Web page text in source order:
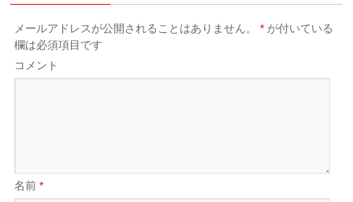
メールアドレスが公開されることはありません。 * が付いている
欄は必須項目です
コメント
名前*